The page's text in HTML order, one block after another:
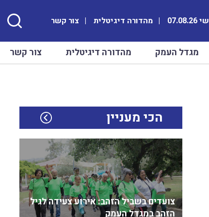
מהדורה דיגיטלית צור קשר
מגדל העמק מהדורה דיגיטלית צור קשר
הכי מעניין
צועדים בשביל הזהב: אירוע צעידה לגיל
הזהב במגדל העמק